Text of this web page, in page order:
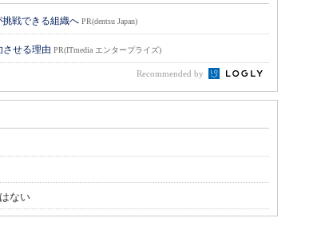
戦できる組織へ PR(dentsu Japan)
せる理由 PR(ITmedia エンタープライズ)
Recommended by
ない